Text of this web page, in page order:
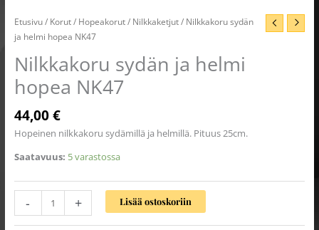
Etusivu/ Korut/ Hopeakorut/ Nilkkaketjut/ Nilkkakoru sydän
ja helmi hopea NK47
Nilkkakoru sydän ja helmi
hopea NK47
44,00€
Hopeinen nilkkakoru sydämillä ja helmillä. Pituus 25cm.
Saatavuus: 5 varastossa
- + Lisää ostoskoriin